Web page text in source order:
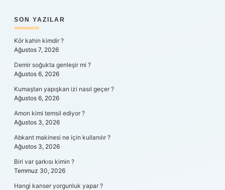
SIDEBAR
SON YAZILAR
Kör kahin kimdir ?
Ağustos 7, 2026
Demir soğukta genleşir mi ?
Ağustos 6, 2026
Kumaştan yapışkan izi nasıl geçer ?
Ağustos 6, 2026
Amon kimi temsil ediyor ?
Ağustos 3, 2026
Abkant makinesi ne için kullanılır ?
Ağustos 3, 2026
Biri var şarkısı kimin ?
Temmuz 30, 2026
Hangi kanser yorgunluk yapar ?